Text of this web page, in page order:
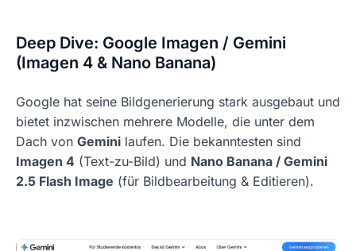
Deep Dive: Google Imagen / Gemini
(Imagen 4 & Nano Banana)
Google hat seine Bildgenerierung stark ausgebaut und
bietet inzwischen mehrere Modelle, die unter dem
Dach von Gemini laufen. Die bekanntesten sind
Imagen 4 (Text-zu-Bild) und Nano Banana / Gemini
2.5 Flash Image (für Bildbearbeitung & Editieren).